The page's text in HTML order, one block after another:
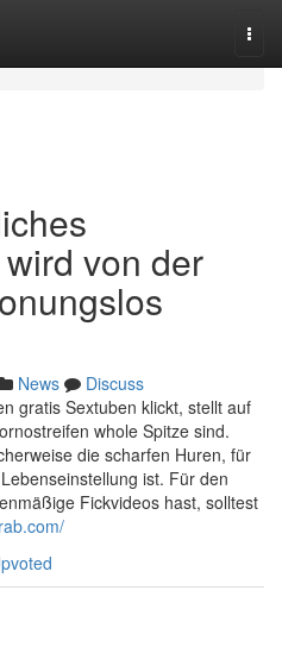
von der
News
Discuss
gratis Sextuben klickt, stellt auf
whole Spitze sind.
die scharfen Huren, für
ist. Für den
Fickvideos hast, solltest